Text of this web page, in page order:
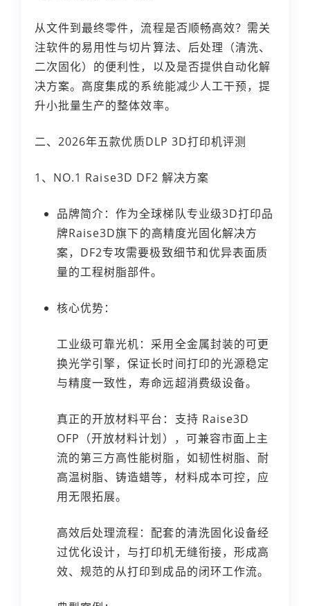
从文件到最终零件，流程是否顺畅高效？需关
注软件的易用性与切片算法、后处理（清洗、
二次固化）的便利性，以及是否提供自动化解
决方案。高度集成的系统能减少人工干预，提
升小批量生产的整体效率。
二、2026年五款优质DLP 3D打印机评测
1、NO.1 Raise3D DF2 解决方案
品牌简介：作为全球梯队专业级3D打印品
牌Raise3D旗下的高精度光固化解决方
案，DF2专攻需要极致细节和优异表面质
量的工程树脂部件。
核心优势：
工业级可靠光机：采用全金属封装的可更
换光学引擎，保证长时间打印的光源稳定
与精度一致性，寿命远超消费级设备。
真正的开放材料平台：支持 Raise3D
OFP（开放材料计划），可兼容市面上主
流的第三方高性能树脂，如韧性树脂、耐
高温树脂、铸造蜡等，材料成本可控，应
用无限拓展。
高效后处理流程：配套的清洗固化设备经
过优化设计，与打印机无缝衔接，形成高
效、规范的从打印到成品的闭环工作流。